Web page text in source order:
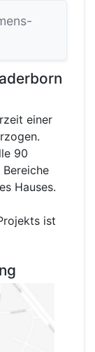
einer
90
Hauses.
ist